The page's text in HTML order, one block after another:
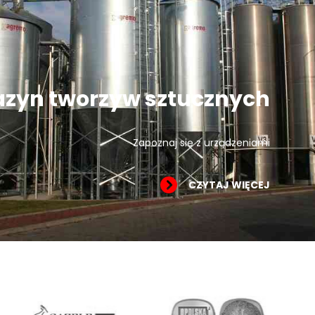
tworzyw sztucznych
Zapoznaj się z urządzeniami
CZYTAJ WIĘCEJ